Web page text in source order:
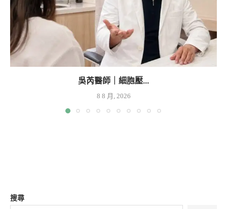
吳芮醫師｜細胞壓...
8 8 月, 2026
搜尋